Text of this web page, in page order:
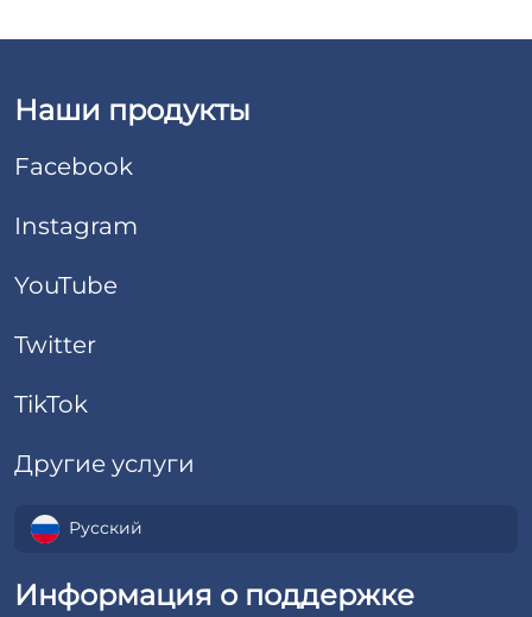
Наши продукты
Facebook
Instagram
YouTube
Twitter
TikTok
Другие услуги
Русский
Информация о поддержке